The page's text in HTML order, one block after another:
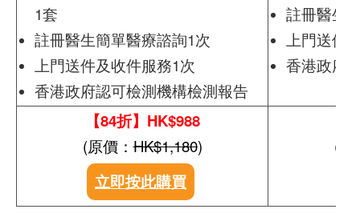
1套
註冊醫生簡單醫療諮詢1次
上門送件及收件服務1次
香港政府認可檢測機構檢測報告
註冊醫生
上門送件
香港政府
【84折】HK$988
(原價：HK$1,180)
立即按此購買
(原